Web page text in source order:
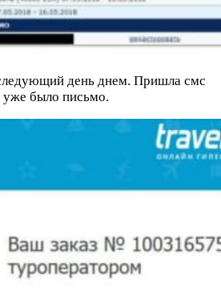
день днем. Пришла смс
уже было письмо.